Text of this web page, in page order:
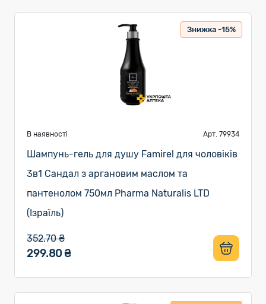
Знижка -15%
В наявності Арт. 79934
Шампунь-гель для душу Famirel для чоловіків
3в1 Сандал з аргановим маслом та
пантенолом 750мл Pharma Naturalis LTD
(Ізраїль)
352.70 ₴
299.80 ₴